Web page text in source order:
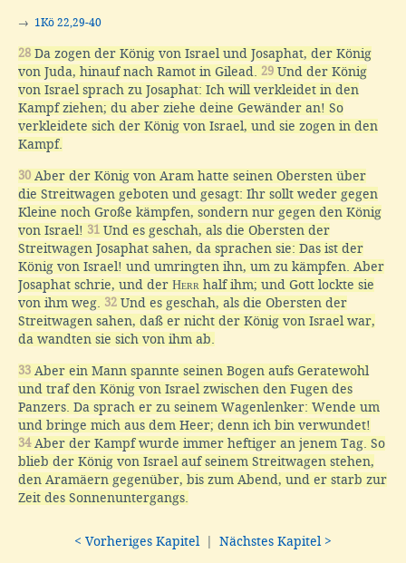
→ 1Kö 22,29-40
28 Da zogen der König von Israel und Josaphat, der König
von Juda, hinauf nach Ramot in Gilead. 29 Und der König
von Israel sprach zu Josaphat: Ich will verkleidet in den
Kampf ziehen; du aber ziehe deine Gewänder an! So
verkleidete sich der König von Israel, und sie zogen in den
Kampf.
30 Aber der König von Aram hatte seinen Obersten über
die Streitwagen geboten und gesagt: Ihr sollt weder gegen
Kleine noch Große kämpfen, sondern nur gegen den König
von Israel! 31 Und es geschah, als die Obersten der
Streitwagen Josaphat sahen, da sprachen sie: Das ist der
König von Israel! und umringten ihn, um zu kämpfen. Aber
Josaphat schrie, und der Herr half ihm; und Gott lockte sie
von ihm weg. 32 Und es geschah, als die Obersten der
Streitwagen sahen, daß er nicht der König von Israel war,
da wandten sie sich von ihm ab.
33 Aber ein Mann spannte seinen Bogen aufs Geratewohl
und traf den König von Israel zwischen den Fugen des
Panzers. Da sprach er zu seinem Wagenlenker: Wende um
und bringe mich aus dem Heer; denn ich bin verwundet!
34Aber der Kampf wurde immer heftiger an jenem Tag. So
blieb der König von Israel auf seinem Streitwagen stehen,
den Aramäern gegenüber, bis zum Abend, und er starb zur
Zeit des Sonnenuntergangs.
< Vorheriges Kapitel Nächstes Kapitel >